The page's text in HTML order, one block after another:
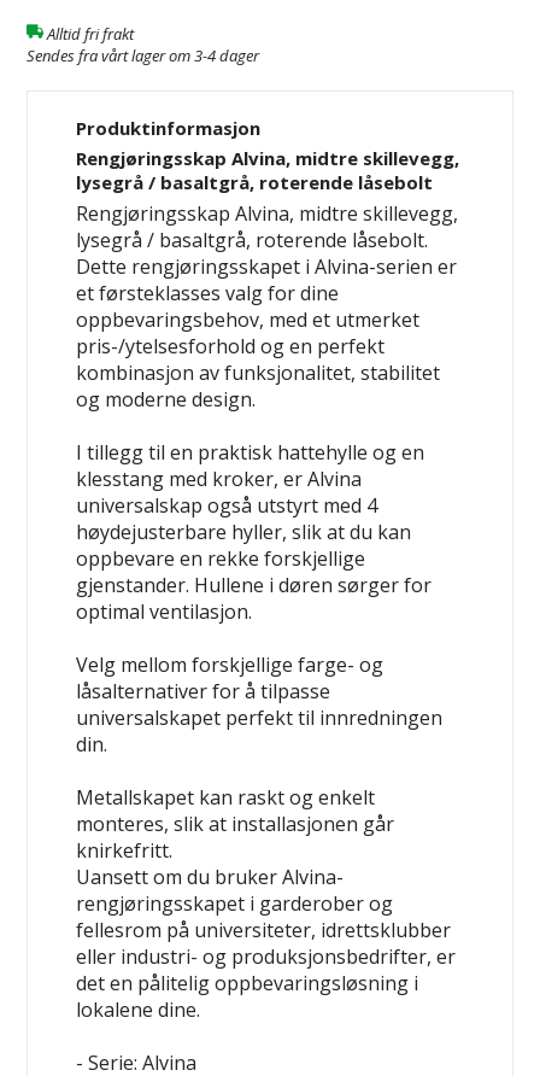
Alltid fri frakt
Sendes fra vårt lager om 3-4 dager
Produktinformasjon
Rengjøringsskap Alvina, midtre skillevegg,
lysegrå / basaltgrå, roterende låsebolt
Rengjøringsskap Alvina, midtre skillevegg,
lysegrå / basaltgrå, roterende låsebolt.
Dette rengjøringsskapet i Alvina-serien er
et førsteklasses valg for dine
oppbevaringsbehov, med et utmerket
pris-/ytelsesforhold og en perfekt
kombinasjon av funksjonalitet, stabilitet
og moderne design.
I tillegg til en praktisk hattehylle og en
klesstang med kroker, er Alvina
universalskap også utstyrt med 4
høydejusterbare hyller, slik at du kan
oppbevare en rekke forskjellige
gjenstander. Hullene i døren sørger for
optimal ventilasjon.
Velg mellom forskjellige farge- og
låsalternativer for å tilpasse
universalskapet perfekt til innredningen
din.
Metallskapet kan raskt og enkelt
monteres, slik at installasjonen går
knirkefritt.
Uansett om du bruker Alvina-
rengjøringsskapet i garderober og
fellesrom på universiteter, idrettsklubber
eller industri- og produksjonsbedrifter, er
det en pålitelig oppbevaringsløsning i
lokalene dine.
- Serie: Alvina